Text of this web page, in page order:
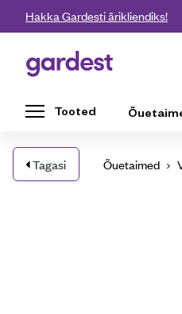
Liigu edasi põhisisu juurde
Hakka Gardesti ärikliendiks!
Gardest
Tooted
Tagasi Õuetaimed